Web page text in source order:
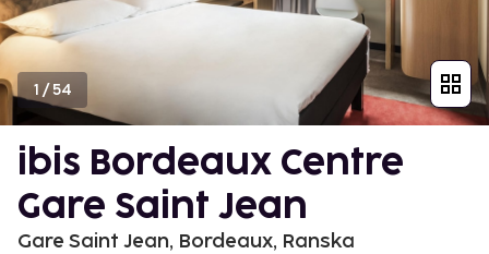
1 /54
ibis Bordeaux Centre
Gare Saint Jean
Gare Saint Jean, Bordeaux, Ranska